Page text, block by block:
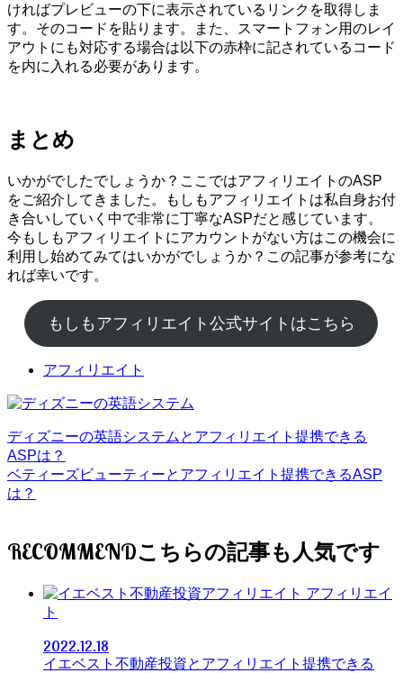
ければプレビューの下に表示されているリンクを取得しま
す。そのコードを貼ります。また、スマートフォン用のレイ
アウトにも対応する場合は以下の赤枠に記されているコード
を内に入れる必要があります。
まとめ
いかがでしたでしょうか？ここではアフィリエイトのASP
をご紹介してきました。もしもアフィリエイトは私自身お付
き合いしていく中で非常に丁寧なASPだと感じています。
今もしもアフィリエイトにアカウントがない方はこの機会に
利用し始めてみてはいかがでしょうか？この記事が参考にな
れば幸いです。
もしもアフィリエイト公式サイトはこちら
アフィリエイト
ディズニーの英語システムとアフィリエイト提携できる
ASPは？
ベティーズビューティーとアフィリエイト提携できるASP
は？
RECOMMEND
アフィリエイ
ト
2022.12.18
イエベスト不動産投資とアフィリエイト提携できる